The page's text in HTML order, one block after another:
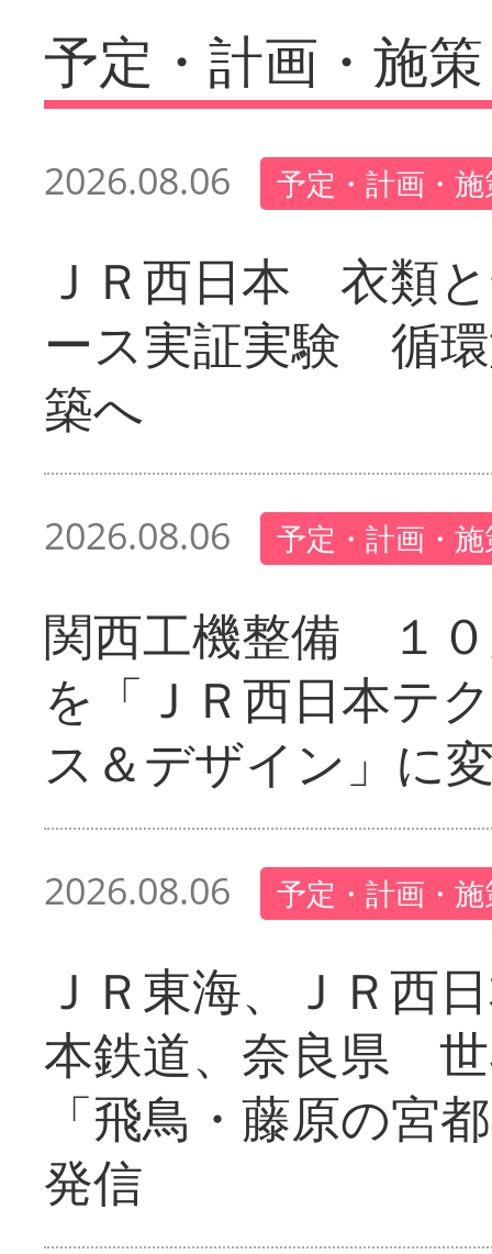
予定・計画・施策
2026.08.06 予定・計画・
ＪＲ西日本 衣類
ース実証実験 循
築へ
2026.08.06 予定・計画・
関西工機整備 １
を「ＪＲ西日本テ
ス＆デザイン」に
2026.08.06 予定・計画・
ＪＲ東海、ＪＲ西
本鉄道、奈良県
「飛鳥・藤原の宮
発信